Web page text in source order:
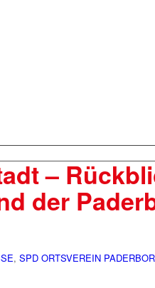
–
der
, SPD ORTSVEREIN